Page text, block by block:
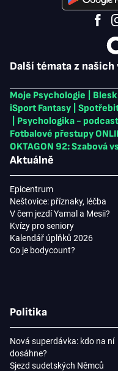
Další témata z našich
Moje Psychologie
iSport Fantasy
Psychologika -
Fotbalové přestupy
OKTAGON 92: Szabová
Aktuálně
Epicentrum
Neštovice: příznaky, léčba
V čem jezdí Yamal a Mesii?
Kvízy pro seniory
Kalendář úplňků 2026
Co je bodycount?
Politika
Nová superdávka: kdo na ní
dosáhne?
Sjezd sudetských Němců